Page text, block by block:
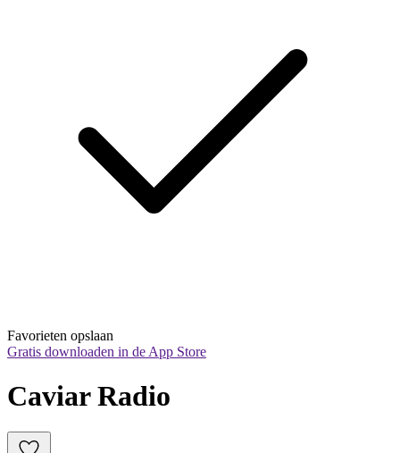
Favorieten opslaan
Gratis downloaden in de App Store
Caviar Radio